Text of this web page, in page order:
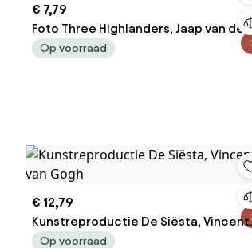
€ 7,79
Foto Three Highlanders, Jaap van den
Op voorraad
€ 12,79
Kunstreproductie De Siësta, Vincent
van Gogh
Op voorraad